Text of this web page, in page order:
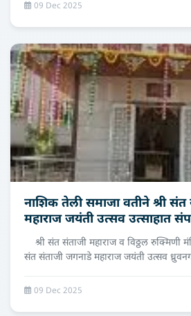
09 Dec 2025
नाशिक तेली समाजा वतीने श्री
महाराज जयंती उत्सव उत्‍साहात
श्री संत संताजी महाराज व विठ्ठल रुक्मिणी
संत संताजी जगनाडे महाराज जयंती उत्सव
09 Dec 2025